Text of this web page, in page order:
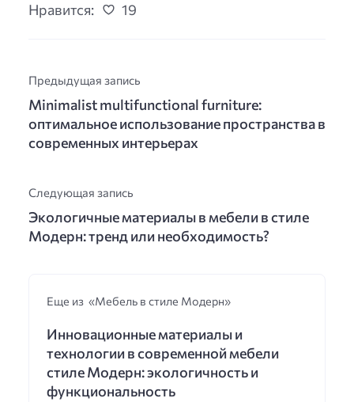
Нравится: 19
Предыдущая запись
Minimalist multifunctional furniture:
оптимальное использование пространства в
современных интерьерах
Следующая запись
Экологичные материалы в мебели в стиле
Модерн: тренд или необходимость?
Еще из «Мебель в стиле Модерн»
Инновационные материалы и
технологии в современной мебели
стиле Модерн: экологичность и
функциональность